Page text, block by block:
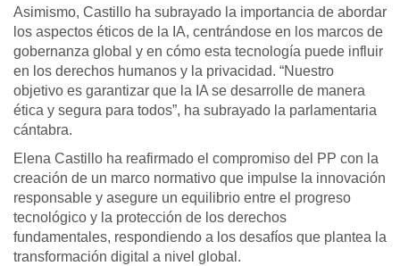
Asimismo, Castillo ha subrayado la importancia de abordar
los aspectos éticos de la IA, centrándose en los marcos de
gobernanza global y en cómo esta tecnología puede influir
en los derechos humanos y la privacidad. “Nuestro
objetivo es garantizar que la IA se desarrolle de manera
ética y segura para todos”, ha subrayado la parlamentaria
cántabra.
Elena Castillo ha reafirmado el compromiso del PP con la
creación de un marco normativo que impulse la innovación
responsable y asegure un equilibrio entre el progreso
tecnológico y la protección de los derechos
fundamentales, respondiendo a los desafíos que plantea la
transformación digital a nivel global.